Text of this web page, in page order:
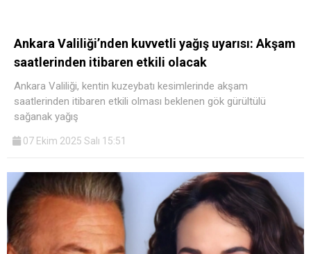
Ankara Valiliği’nden kuvvetli yağış uyarısı: Akşam
saatlerinden itibaren etkili olacak
Ankara Valiliği, kentin kuzeybatı kesimlerinde akşam
saatlerinden itibaren etkili olması beklenen gök gürültülü
sağanak yağış
07 Ekim 2025 Salı 15:51